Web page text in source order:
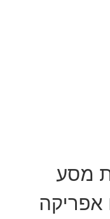
מסע
אפריקה